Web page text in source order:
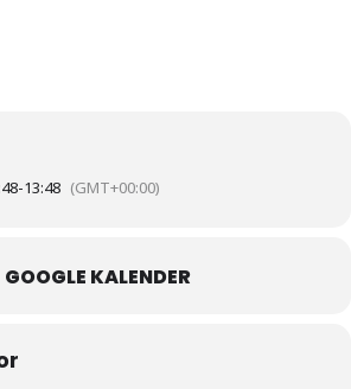
-13:48 (GMT+00:00)
GOOGLE KALENDER